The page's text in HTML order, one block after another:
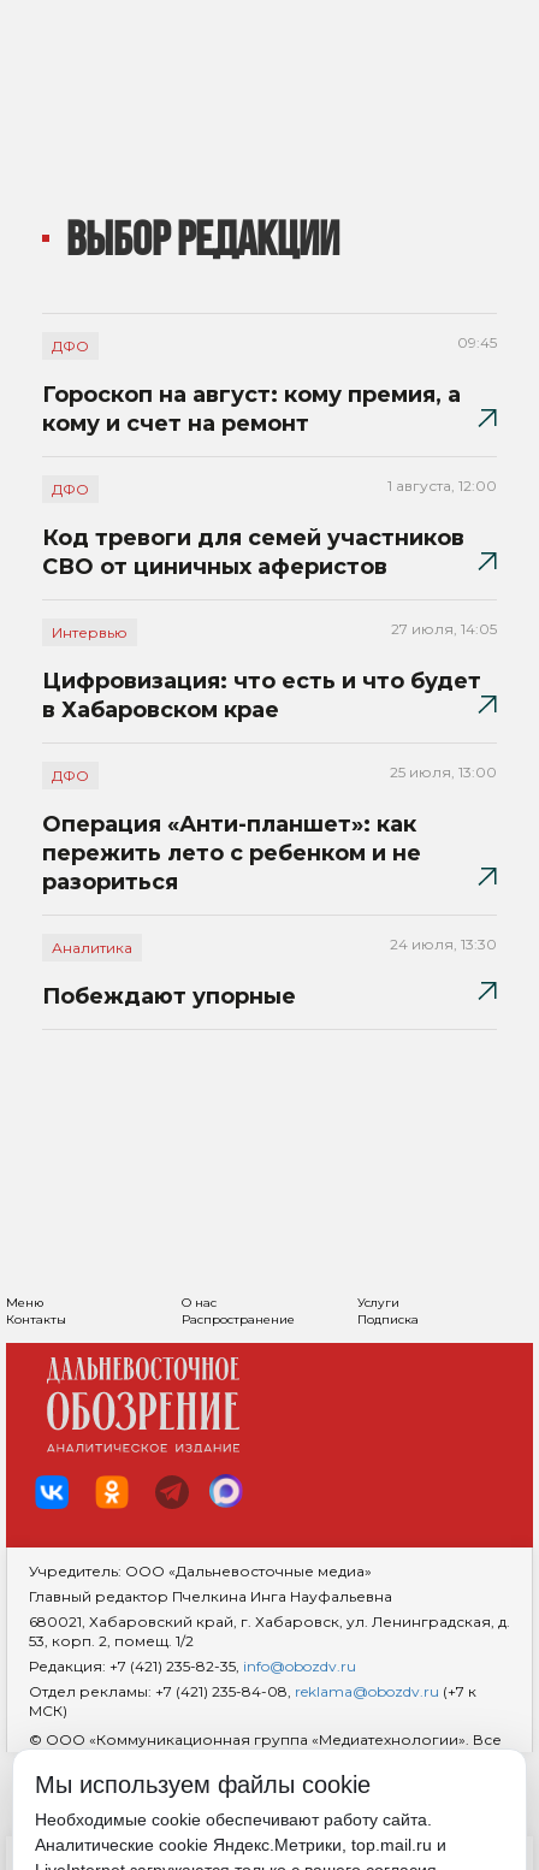
ВЫБОР РЕДАКЦИИ
ДФО 09:45
Гороскоп на август: кому премия, а
кому и счет на ремонт
ДФО 1 августа, 12:00
Код тревоги для семей участников
СВО от циничных аферистов
Интервью 27 июля, 14:05
Цифровизация: что есть и что будет
в Хабаровском крае
ДФО 25 июля, 13:00
Операция «Анти-планшет»: как
пережить лето с ребенком и не
разориться
Аналитика 24 июля, 13:30
Побеждают упорные
Меню О нас
Услуги
Контакты
Распространение Подписка
Учредитель: ООО «Дальневосточные медиа»
Главный редактор Пчелкина Инга Науфальевна
680021, Хабаровский край, г. Хабаровск, ул. Ленинградская, д.
53, корп. 2, помещ. 1/2
Редакция: +7 (421) 235-82-35, info@obozdv.ru
Отдел рекламы: +7 (421) 235-84-08, reklama@obozdv.ru (+7 к
МСК)
© ООО «Коммуникационная группа «Медиатехнологии». Все
гиперссылка на сайтdvobozrenie.ru обязательна.
Мы используем файлы cookie
Необходимые cookie обеспечивают работу сайта.
Аналитические cookie Яндекс.Метрики, top.mail.ru и